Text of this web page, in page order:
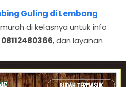
Guling di Lembang
di kelasnya untuk info
08112480366, dan layanan